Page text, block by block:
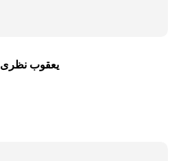
یعقوب نظری